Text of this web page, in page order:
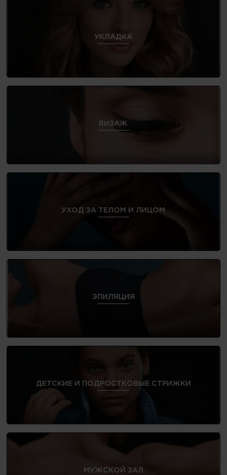
УКЛАДКА
ВИЗАЖ
УХОД ЗА ТЕЛОМ И ЛИЦОМ
ЭПИЛЯЦИЯ
ДЕТСКИЕ И ПОДРОСТКОВЫЕ СТРИЖКИ
МУЖСКОЙ ЗАЛ